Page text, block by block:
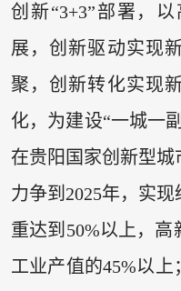
创新“3+3”部署，
展，创新驱动实现
聚，创新转化实现
化，为建设“一城一
在贵阳国家创新型城
力争到2025年，实
重达到50%以上，
工业产值的45%以上